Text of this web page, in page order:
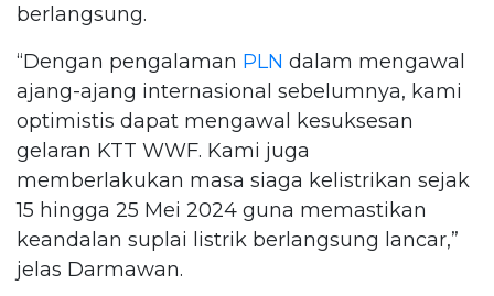
berlangsung.
“Dengan pengalaman PLN dalam mengawal
ajang-ajang internasional sebelumnya, kami
optimistis dapat mengawal kesuksesan
gelaran KTT WWF. Kami juga
memberlakukan masa siaga kelistrikan sejak
15 hingga 25 Mei 2024 guna memastikan
keandalan suplai listrik berlangsung lancar,”
jelas Darmawan.